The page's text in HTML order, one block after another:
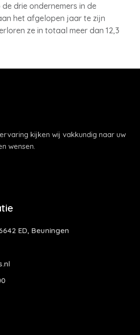
drie ondernemers in de
het afgelopen jaar te zijn
ze in totaal meer dan 12,3
kijken wij vakkundig naar uw
wensen.
ED, Beuningen